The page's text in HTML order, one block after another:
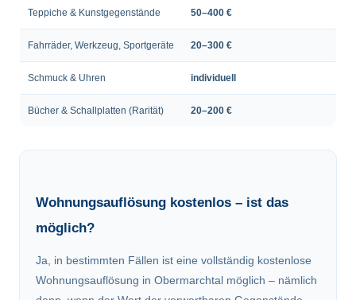
Teppiche & Kunstgegenstände 50–400 €
Fahrräder, Werkzeug, Sportgeräte 20–300 €
Schmuck & Uhren individuell
Bücher & Schallplatten (Rarität) 20–200 €
Wohnungsauflösung kostenlos – ist das
möglich?
Ja, in bestimmten Fällen ist eine vollständig kostenlose
Wohnungsauflösung in Obermarchtal möglich – nämlich